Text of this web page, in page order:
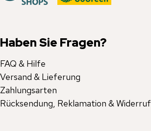
Haben Sie Fragen?
FAQ & Hilfe
Versand & Lieferung
Zahlungsarten
Rücksendung, Reklamation & Widerruf